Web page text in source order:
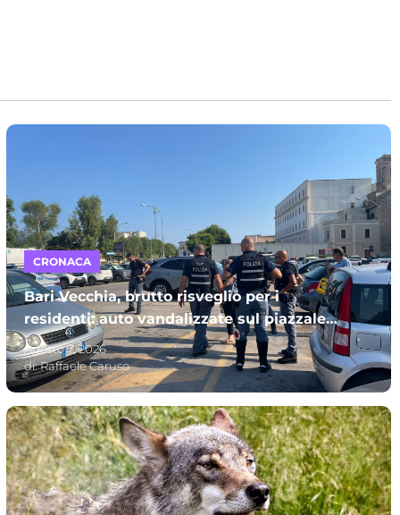
CRONACA
Bari Vecchia, brutto risveglio per i
residenti: auto vandalizzate sul piazzale
Mincuzzi
Agosto 7, 2026
di:Raffaele Caruso